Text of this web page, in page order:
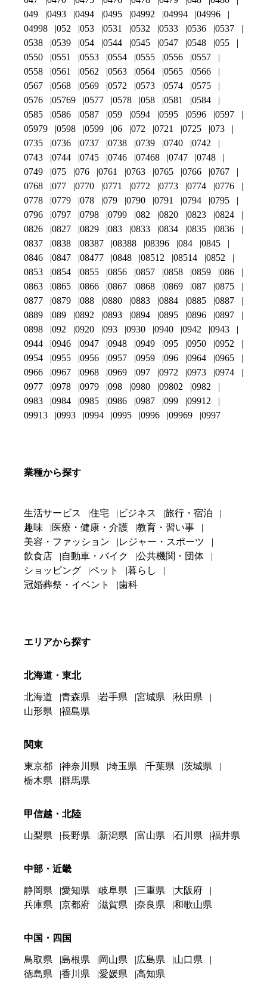
049
0493 0494 0495 04992 04994
04996
04998
052 053 0531 0532 0533 0536
0537
0538
0539 054 0544 0545 0547 0548
055
0550
0551 0553 0554 0555 0556
0557
0558
0561 0562 0563 0564 0565
0566
0567
0568 0569 0572 0573 0574
0575
0576
05769 0577 0578 058 0581
0584
0585
0586 0587 059 0594 0595 0596
0597
05979
0598 0599 06 072 0721 0725
073
0735
0736 0737 0738 0739 0740
0742
0743
0744 0745 0746 07468 0747
0748
0749
075 076 0761 0763 0765 0766
0767
0768
077 0770 0771 0772 0773 0774
0776
0778
0779 078 079 0790 0791 0794
0795
0796
0797 0798 0799 082 0820 0823
0824
0826
0827 0829 083 0833 0834 0835
0836
0837
0838 08387 08388 08396 084
0845
0846
0847 08477 0848 08512 08514
0852
0853
0854 0855 0856 0857 0858 0859
086
0863
0865 0866 0867 0868 0869 087
0875
0877
0879 088 0880 0883 0884 0885
0887
0889
089 0892 0893 0894 0895 0896
0897
0898
092 0920 093 0930 0940 0942
0943
0944
0946 0947 0948 0949 095 0950
0952
0954
0955 0956 0957 0959 096 0964
0965
0966
0967 0968 0969 097 0972 0973
0974
0977
0978 0979 098 0980 09802
0982
0983
0984 0985 0986 0987 099
09912
09913
0993 0994 0995 0996 09969 0997
業種から探す
生活サービス 住宅 ビジネス
旅行・宿泊
趣味
医療・健康・介護
教育・習い事
美容・ファッション
レジャー・スポーツ
飲食店
自動車・バイク
公共機関・団体
ショッピング
ペット
暮らし
冠婚葬祭・イベント
歯科
エリアから探す
北海道・東北
北海道 青森県 岩手県 宮城県
秋田県
山形県
福島県
関東
東京都 神奈川県 埼玉県 千葉県
茨城県
栃木県
群馬県
甲信越・北陸
山梨県 長野県 新潟県 富山県 石川県 福井県
中部・近畿
静岡県 愛知県 岐阜県 三重県
大阪府
兵庫県
京都府 滋賀県 奈良県 和歌山県
中国・四国
鳥取県 島根県 岡山県 広島県
山口県
徳島県
香川県 愛媛県 高知県